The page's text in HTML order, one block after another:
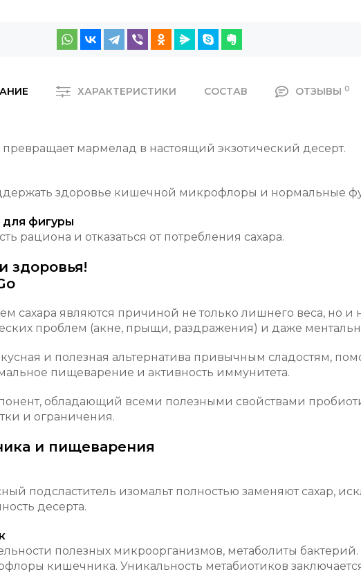
ХАРАКТЕРИСТИКИ СОСТАВ ОТЗЫВЫ 0
мармелад в настоящий экзотический десерт.
здоровье кишечной микрофлоры и нормальные
фигуры
рациона и отказаться от потребления сахара.
здоровья!
сахара являются причиной не только лишнего веса, но и
проблем (акне, прыщи, раздражения) и даже
и полезная альтернатива привычным сладостям,
пищеварение и активность иммунитета.
обладающий всеми полезными свойствами
и ограничения.
и пищеварения
подсластитель изомальт полностью заменяют сахар,
десерта.
полезных микроорганизмов, метаболиты бактерий.
кишечника. Уникальность метабиотиков